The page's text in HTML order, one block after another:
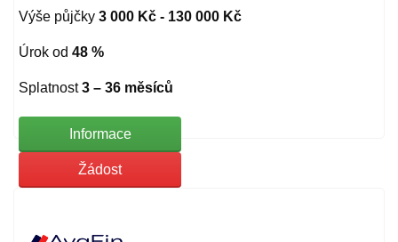
Výše půjčky 3 000 Kč - 130 000 Kč
Úrok od 48 %
Splatnost 3 – 36 měsíců
Informace
Žádost